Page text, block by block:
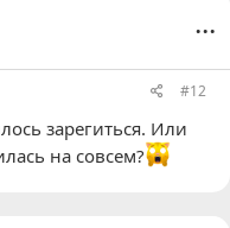
...
#12
зарегиться. Или
на совсем?